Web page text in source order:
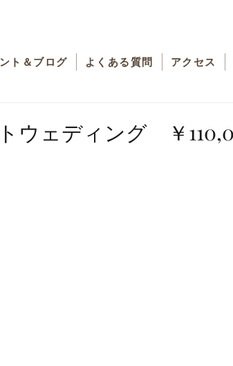
ト＆ブログ よくある質問 アクセス
ウェディング ￥